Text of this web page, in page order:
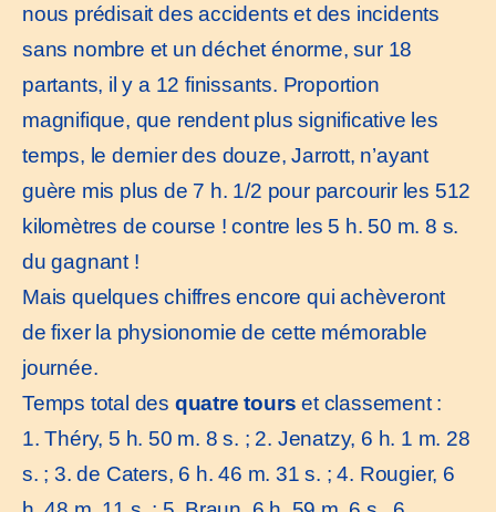
nous prédisait des accidents et des incidents
sans nombre et un déchet énorme, sur 18
partants, il y a 12 finissants. Proportion
magnifique, que rendent plus significative les
temps, le dernier des douze, Jarrott, n’ayant
guère mis plus de 7 h. 1/2 pour parcourir les 512
kilomètres de course ! contre les 5 h. 50 m. 8 s.
du gagnant !
Mais quelques chiffres encore qui achèveront
de fixer la physionomie de cette mémorable
journée.
Temps total des quatre tours et classement :
1. Théry, 5 h. 50 m. 8 s. ; 2. Jenatzy, 6 h. 1 m. 28
s. ; 3. de Caters, 6 h. 46 m. 31 s. ; 4. Rougier, 6